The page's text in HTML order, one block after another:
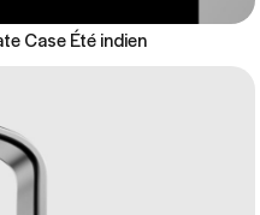
Case Été indien